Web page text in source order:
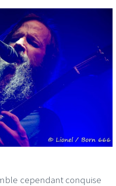
cependant conquise